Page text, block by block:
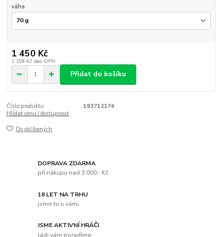
váha
1 450 Kč
1 198 Kč bez DPH
Přidat do košíku
Číslo produktu:
193712174
Hlídat cenu / dostupnost
Do oblíbených
DOPRAVA ZDARMA
při nákupu nad 3.000,- Kč
18 LET NA TRHU
jsme tu s vámi
JSME AKTIVNÍ HRÁČI
rádi vám poradíme